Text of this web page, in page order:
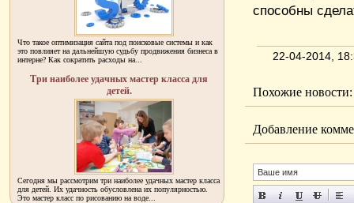
способны
22-04-2014,
Похожие новости:
Добавление
Что такое оптимизация сайта под поисковые системы и как
это повлияет на дальнейшую судьбу продвижения бизнеса в
интерне? Как сократить расходы на...
Три наиболее удачных мастер класса для
детей.
Сегодня мы рассмотрим три наиболее удачных мастер класса
для детей. Их удачность обусловлена их популярностью.
Это мастер класс по рисованию на воде...